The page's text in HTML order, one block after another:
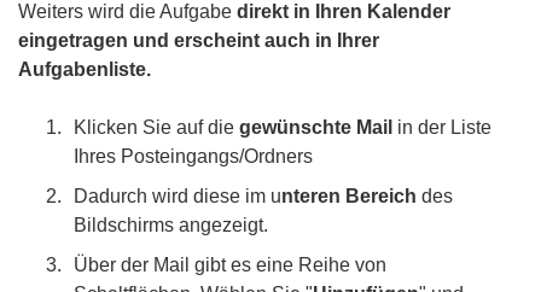
Weiters wird die Aufgabe direkt in Ihren Kalender
eingetragen und erscheint auch in Ihrer
Aufgabenliste.
Klicken Sie auf diegewünschte Mail in der Liste
Ihres Posteingangs/Ordners
Dadurch wird diese im unteren Bereich des
Bildschirms angezeigt.
Über der Mail gibt es eine Reihe von